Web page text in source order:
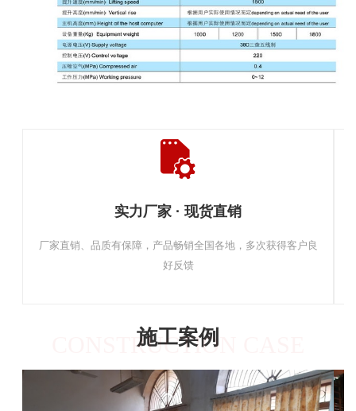
实力厂家 · 现货直销
厂家直销、品质有保障，产品畅销全国各地，多次获得客户良
好反馈
施工案例
CONSTRUCTION CASE